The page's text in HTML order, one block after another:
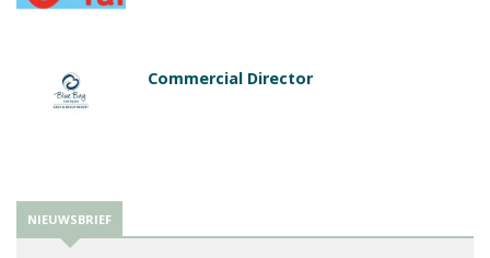
Commercial Director
NIEUWSBRIEF